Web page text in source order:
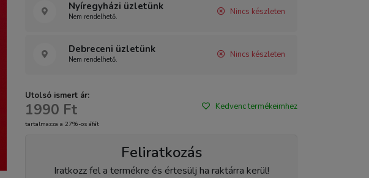
Nyíregyházi üzletünk
Nem rendelhető. Nincs készleten
Debreceni üzletünk
Nem rendelhető. Nincs készleten
Utolsó ismert ár:
1990 Ft
tartalmazza a 27%-os áfát
Kedvenc termékeimhez
Feliratkozás
Iratkozz fel a termékre és értesülj ha raktárra kerül!